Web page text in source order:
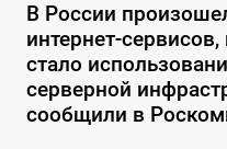
В России
интернет-
стало
серверной
сообщили в